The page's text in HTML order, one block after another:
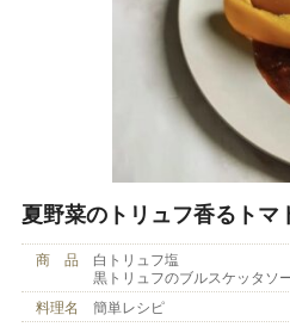
夏野菜のトリュフ香るトマ
商 品
白トリュフ塩
黒トリュフのブルスケッタソ
料理名
簡単レシピ